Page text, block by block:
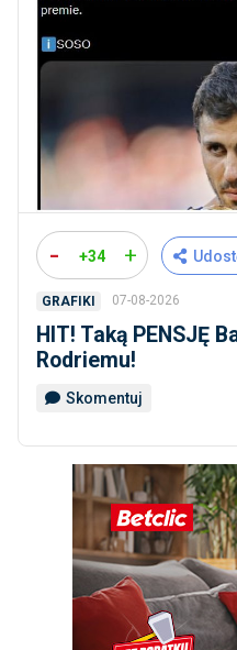
- +34 +
GRAFIKI 07-08-2026
HIT! Taką PENSJĘ
Rodriemu!
Skomentuj